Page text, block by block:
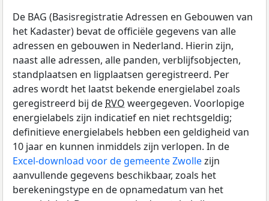
De BAG (Basisregistratie Adressen en Gebouwen van
het Kadaster) bevat de officiële gegevens van alle
adressen en gebouwen in Nederland. Hierin zijn,
naast alle adressen, alle panden, verblijfsobjecten,
standplaatsen en ligplaatsen geregistreerd. Per
adres wordt het laatst bekende energielabel zoals
geregistreerd bij de RVO weergegeven. Voorlopige
energielabels zijn indicatief en niet rechtsgeldig;
definitieve energielabels hebben een geldigheid van
10 jaar en kunnen inmiddels zijn verlopen. In de
Excel-download voor de gemeente Zwollezijn
aanvullende gegevens beschikbaar, zoals het
berekeningstype en de opnamedatum van het